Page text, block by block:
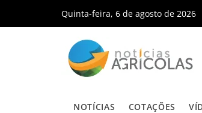
Quinta-feira, 6 de agosto de 2026
NOTÍCIAS COTAÇÕES